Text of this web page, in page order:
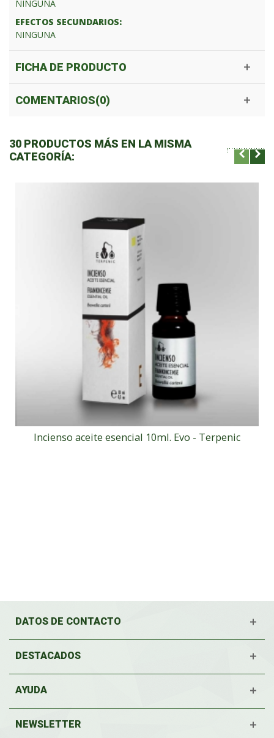
NINGUNA
EFECTOS SECUNDARIOS:
NINGUNA
FICHA DE PRODUCTO
COMENTARIOS(0)
30 PRODUCTOS MÁS EN LA MISMA
CATEGORÍA:
Incienso aceite esencial 10ml. Evo - Terpenic
DATOS DE CONTACTO
DESTACADOS
AYUDA
NEWSLETTER